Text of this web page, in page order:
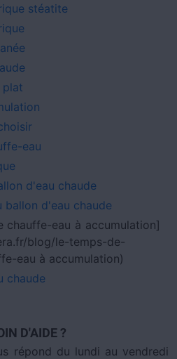
stéatite
plat
eau
d'eau chaude
ballon d'eau chaude
chauffe-eau à accumulation]
blog/le-temps-de-
eau à accumulation)
chaude
D'AIDE ?
répond du lundi au vendredi